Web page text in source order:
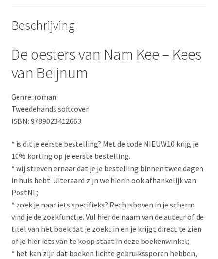
Beschrijving
De oesters van Nam Kee – Kees
van Beijnum
Genre: roman
Tweedehands softcover
ISBN: 9789023412663
* is dit je eerste bestelling? Met de code NIEUW10 krijg je
10% korting op je eerste bestelling.
* wij streven ernaar dat je je bestelling binnen twee dagen
in huis hebt. Uiteraard zijn we hierin ook afhankelijk van
PostNL;
* zoek je naar iets specifieks? Rechtsboven in je scherm
vind je de zoekfunctie. Vul hier de naam van de auteur of de
titel van het boek dat je zoekt in en je krijgt direct te zien
of je hier iets van te koop staat in deze boekenwinkel;
* het kan zijn dat boeken lichte gebruikssporen hebben,